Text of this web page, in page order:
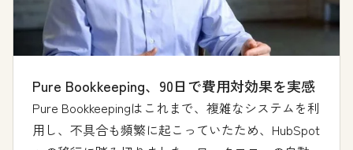
Pure Bookkeeping、90日で費用対効果を実感
Pure Bookkeepingはこれまで、複雑なシステムを利
用し、不具合も頻繁に起こっていたため、HubSpot